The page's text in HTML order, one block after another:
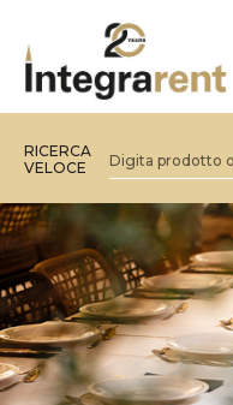
RICERCA
VELOCE